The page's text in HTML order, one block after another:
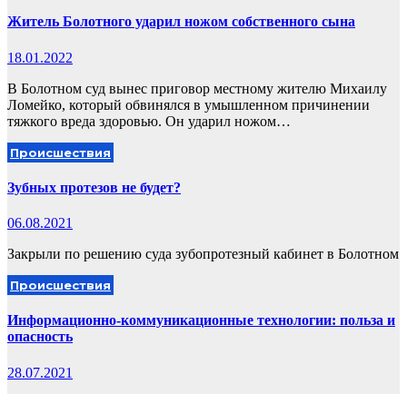
Житель Болотного ударил ножом собственного сына
18.01.2022
В Болотном суд вынес приговор местному жителю Михаилу
Ломейко, который обвинялся в умышленном причинении
тяжкого вреда здоровью. Он ударил ножом…
Происшествия
Зубных протезов не будет?
06.08.2021
Закрыли по решению суда зубопротезный кабинет в Болотном
Происшествия
Информационно-коммуникационные технологии: польза и
опасность
28.07.2021